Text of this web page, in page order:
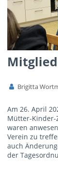
Brigitta
Am 26. April
Mütter-Kinder-
waren
Verein zu
auch
der